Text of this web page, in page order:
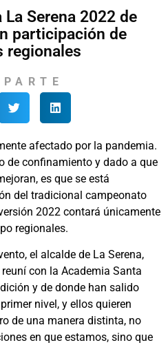
Serena 2022 de
participación de
regionales
afectado por la pandemia.
de confinamiento y dado a que
es que se está
del tradicional campeonato
2022 contará únicamente
regionales.
el alcalde de La Serena,
con la Academia Santa
y de donde han salido
nivel, y ellos quieren
de una manera distinta, no
en que estamos, sino que